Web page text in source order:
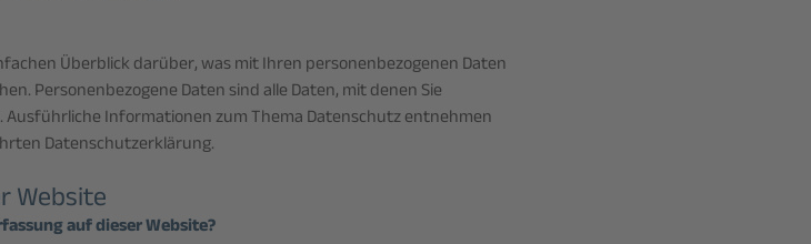
Überblick darüber, was mit Ihren personenbezogenen Daten
Personenbezogene Daten sind alle Daten, mit denen Sie
Informationen zum Thema Datenschutz entnehmen
Datenschutzerklärung.
Website
auf dieser Website?